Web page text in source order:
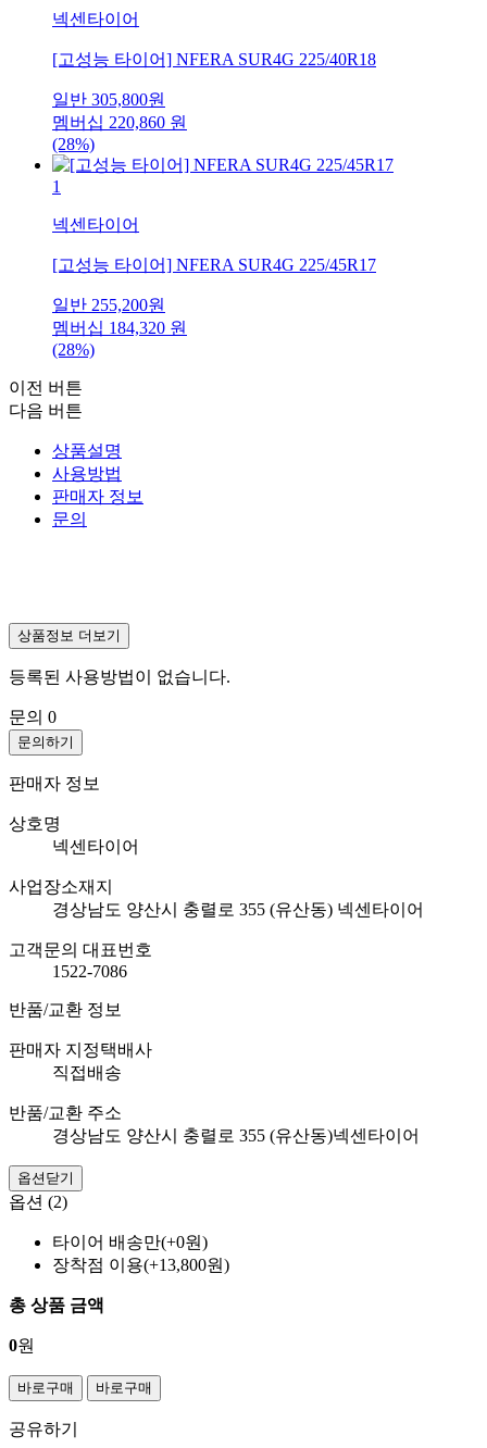
넥센타이어
[고성능 타이어] NFERA SUR4G 225/40R18
일반 305,800원
멤버십 220,860 원
(28%)
1
넥센타이어
[고성능 타이어] NFERA SUR4G 225/45R17
일반 255,200원
멤버십 184,320 원
(28%)
이전 버튼
다음 버튼
상품설명
사용방법
판매자 정보
문의
상품정보 더보기
등록된 사용방법이 없습니다.
문의 0
문의하기
판매자 정보
상호명
넥센타이어
사업장소재지
경상남도 양산시 충렬로 355 (유산동) 넥센타이어
고객문의 대표번호
1522-7086
반품/교환 정보
판매자 지정택배사
직접배송
반품/교환 주소
경상남도 양산시 충렬로 355 (유산동)넥센타이어
옵션닫기
옵션 (2)
타이어 배송만(+0원)
장착점 이용(+13,800원)
총 상품 금액
0원
바로구매 바로구매
공유하기